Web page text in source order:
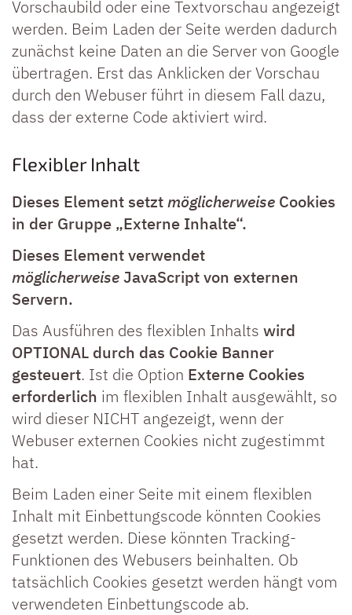
Vorschaubild oder eine Textvorschau angezeigt
werden. Beim Laden der Seite werden dadurch
zunächst keine Daten an die Server von Google
übertragen. Erst das Anklicken der Vorschau
durch den Webuser führt in diesem Fall dazu,
dass der externe Code aktiviert wird.
Flexibler Inhalt
Dieses Element setztmöglicherweise Cookies
in der Gruppe „Externe Inhalte“.
Dieses Element verwendet
möglicherweiseJavaScript von externen
Servern.
Das Ausführen des flexiblen Inhalts wird
OPTIONAL durch das Cookie Banner
gesteuert. Ist die Option Externe Cookies
erforderlich im flexiblen Inhalt ausgewählt, so
wird dieser NICHT angezeigt, wenn der
Webuser externen Cookies nicht zugestimmt
hat.
Beim Laden einer Seite mit einem flexiblen
Inhalt mit Einbettungscode könnten Cookies
gesetzt werden. Diese könnten Tracking-
Funktionen des Webusers beinhalten. Ob
tatsächlich Cookies gesetzt werden hängt vom
verwendeten Einbettungscode ab.